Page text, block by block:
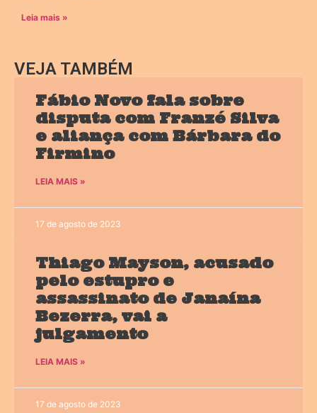
Leia mais »
VEJA TAMBÉM
Fábio Novo fala sobre
disputa com Franzé Silva
e aliança com Bárbara do
Firmino
LEIA MAIS »
17 de agosto de 2023
Thiago Mayson, acusado
pelo estupro e
assassinato de Janaína
Bezerra, vai a
julgamento
LEIA MAIS »
17 de agosto de 2023